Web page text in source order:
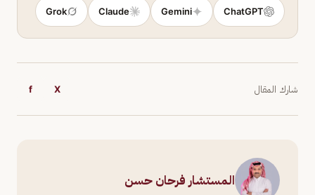
ChatGPT
Gemini
Claude
Grok
شارك المقال X
f
المستشار فرحان حسن